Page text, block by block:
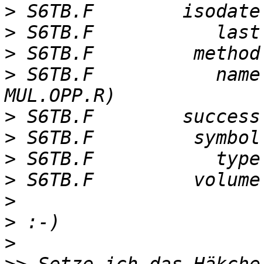
>
>
>
> S6TB.F           name:
>
>
>
>
>
>
>